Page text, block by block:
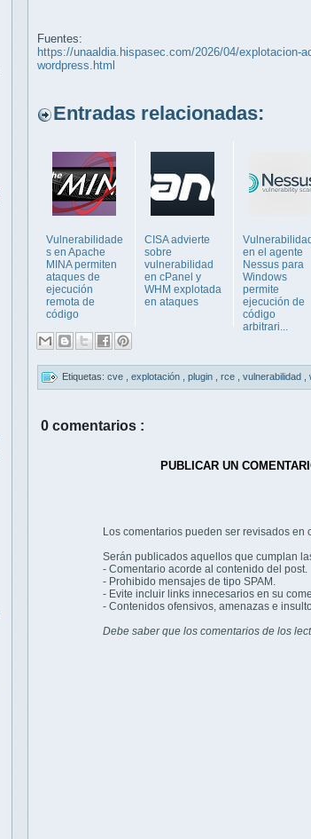
Fuentes:
https://unaaldia.hispasec.com/2026/04/explotacion-
wordpress.html
Entradas relacionadas:
Vulnerabilidade
s en Apache
MINA permiten
ataques de
ejecución
remota de
código
CISA advierte
sobre
vulnerabilidad
en cPanel y
WHM explotada
en ataques
en el agente
Nessus para
Windows
permite
ejecución de
código
arbitrari...
Etiquetas: cve explotación plugin rce vulnerabilidad
0 comentarios :
PUBLICAR UN
Los comentarios pueden ser revisados
Serán publicados aquellos que cumplan
- Comentario acorde al contenido del post.
- Prohibido mensajes de tipo SPAM.
- Evite incluir links innecesarios en su
- Contenidos ofensivos, amenazas e
Debe saber que los comentarios de los